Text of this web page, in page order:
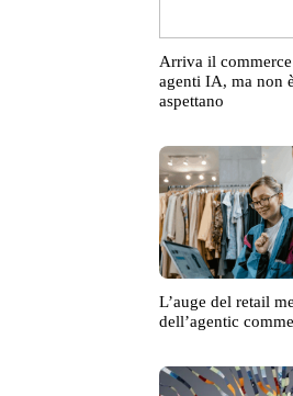
Arriva il
agenti IA, ma non
aspettano
L’auge del retail
dell’agentic